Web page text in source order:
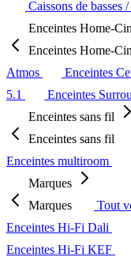
Caissons de basses
Enceintes Home-
Enceintes Home-
Atmos
Enceintes
5.1
Enceintes
Enceintes sans fil
Enceintes sans fil
Enceintes multiroom
Marques
Marques
Tout
Enceintes Hi-Fi Dali
Enceintes Hi-Fi KEF